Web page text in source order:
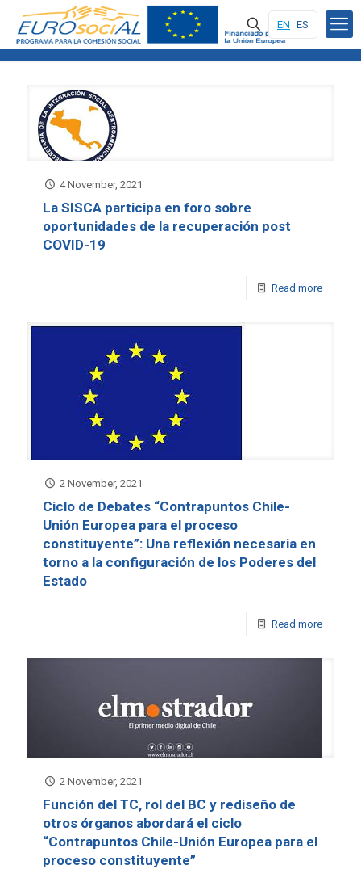
EN ES
4 November, 2021
La SISCA participa en foro sobre
oportunidades de la recuperación post
COVID-19
Read more
2 November, 2021
Ciclo de Debates “Contrapuntos Chile-
Unión Europea para el proceso
constituyente”: Una reflexión necesaria en
torno a la configuración de los Poderes del
Estado
Read more
2 November, 2021
Función del TC, rol del BC y rediseño de
otros órganos abordará el ciclo
“Contrapuntos Chile-Unión Europea para el
proceso constituyente”